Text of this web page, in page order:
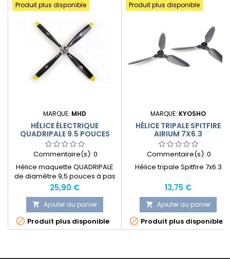
Produit plus disponible
MARQUE: MHD
HÉLICE ÉLECTRIQUE
QUADRIPALE 9.5 POUCES
Commentaire(s): 0
Hélice maquette QUADRIPALE
de diamètre 9,5 pouces à pas
réglable de 6 à 10 pouces.
Livrée avec ses accessoires :
moyeu d'hélice, cône, visserie,
incidencemètre, décals,
manuel de montage et de
réglage.
Prix
25,90 €
 Ajouter au panier
 Produit plus disponible
Produit plus disponible
MARQUE: KYOSHO
HÉLICE TRIPALE SPITFIRE
AIRIUM 7X6.3
Commentaire(s): 0
Hélice tripale Spitfire 7x6.3
Prix
13,75 €
 Ajouter au panier
 Produit plus disponible